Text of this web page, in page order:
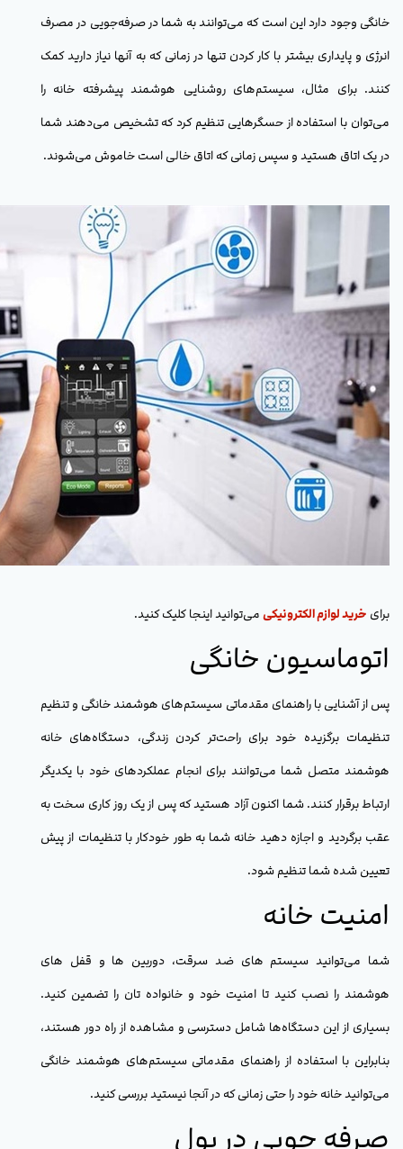
خانگی وجود دارد این است که می‌توانند به شما در صرفه‌جویی در مصرف
انرژی و پایداری بیشتر با کار کردن تنها در زمانی که به آنها نیاز دارید کمک
کنند. برای مثال، سیستم‌های روشنایی هوشمند پیشرفته خانه را
می‌توان با استفاده از حسگرهایی تنظیم کرد که تشخیص می‌دهند شما
در یک اتاق هستید و سپس زمانی که اتاق خالی است خاموش می‌شوند.
برای خرید لوازم الکترونیکی می‌توانید اینجا کلیک کنید.
اتوماسیون خانگی
پس از آشنایی با راهنمای مقدماتی سیستم‌های هوشمند خانگی و تنظیم
تنظیمات برگزیده خود برای راحت‌تر کردن زندگی، دستگاه‌های خانه
هوشمند متصل شما می‌توانند برای انجام عملکردهای خود با یکدیگر
ارتباط برقرار کنند. شما اکنون آزاد هستید که پس از یک روز کاری سخت به
عقب برگردید و اجازه دهید خانه شما به طور خودکار با تنظیمات از پیش
تعیین شده شما تنظیم شود.
امنیت خانه
شما می‌توانید سیستم های ضد سرقت، دوربین ها و قفل های
هوشمند را نصب کنید تا امنیت خود و خانواده تان را تضمین کنید.
بسیاری از این دستگاه‌ها شامل دسترسی و مشاهده از راه دور هستند،
بنابراین با استفاده از راهنمای مقدماتی سیستم‌های هوشمند خانگی
می‌توانید خانه خود را حتی زمانی که در آنجا نیستید بررسی کنید.
صرفه جویی در پول